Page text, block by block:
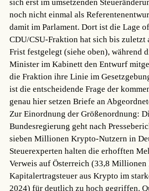
sich erst im umsetzenden
noch nicht einmal als
damit im Parlament. Dort ist die Lage
CDU/CSU-Fraktion hat sich bis zuletzt
Frist festgelegt (siehe oben), während
Minister im Kabinett den Entwurf
die Fraktion ihre Linie im
ist die entscheidende Frage der
genau hier setzen Briefe an
Zur Einordnung der Größenordnung:
Bundesregierung geht nach
sieben Millionen Krypto-Nutzern in
Steuerexperten halten die erhofften
Verweis auf Österreich (33,8 Millionen
Kapitalertragsteuer aus Krypto im
2024) für deutlich zu hoch gegriffen.